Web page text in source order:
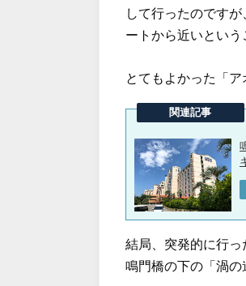
して行ったのです
ートから近いという
とてもよかった「
結局、突発的に行
鳴門橋の下の「渦の